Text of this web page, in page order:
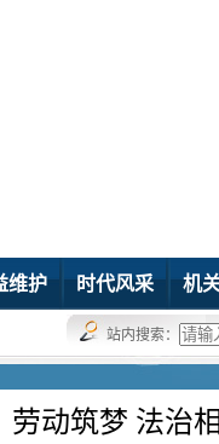
维护 时代风采 机
站内搜索：
劳动筑梦 法治